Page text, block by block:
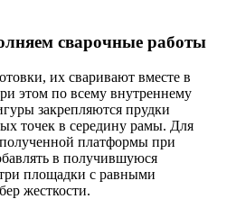
сварочные работы
их сваривают вместе в
этом по всему внутреннему
закрепляются прудки
точек в середину рамы. Для
платформы при
в получившуюся
площадки с равными
жесткости.